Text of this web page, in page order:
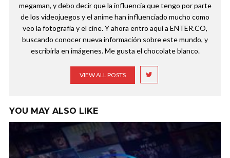
megaman, y debo decir que la influencia que tengo por parte
de los videojuegos y el anime han influenciado mucho como
veo la fotografía y el cine. Y ahora entro aquí a ENTER.CO,
buscando conocer nueva información sobre este mundo, y
escribirla en imágenes. Me gusta el chocolate blanco.
VIEW ALL POSTS
YOU MAY ALSO LIKE